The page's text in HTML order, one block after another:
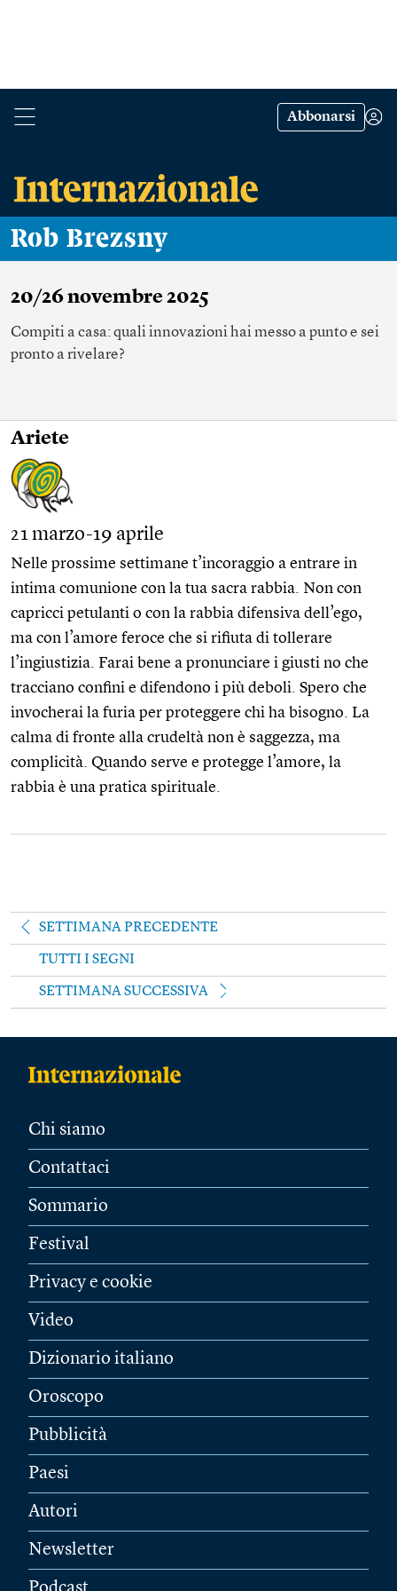
Abbonarsi
Rob Brezsny
20/26 novembre 2025
Compiti a casa: quali innovazioni hai messo a punto e sei
pronto a rivelare?
Ariete
21 marzo-19 aprile
Nelle prossime settimane t’incoraggio a entrare in
intima comunione con la tua sacra rabbia. Non con
capricci petulanti o con la rabbia difensiva dell’ego,
ma con l’amore feroce che si rifiuta di tollerare
l’ingiustizia. Farai bene a pronunciare i giusti no che
tracciano confini e difendono i più deboli. Spero che
invocherai la furia per proteggere chi ha bisogno. La
calma di fronte alla crudeltà non è saggezza, ma
complicità. Quando serve e protegge l’amore, la
rabbia è una pratica spirituale.
SETTIMANA PRECEDENTE
TUTTI I SEGNI
SETTIMANA SUCCESSIVA
Chi siamo
Contattaci
Sommario
Festival
Privacy e cookie
Video
Dizionario italiano
Oroscopo
Pubblicità
Paesi
Autori
Newsletter